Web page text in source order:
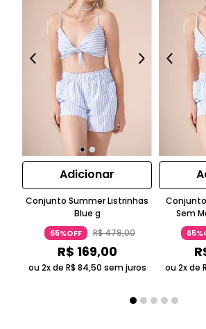
Adicionar
Conjunto Summer Listrinhas
Blue g
65%OFF R$479,00
R$ 169,00
ou 2x de R$ 84,50 sem juros
Sem
ou 2x de